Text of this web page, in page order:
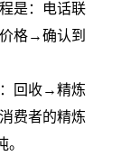
是：电话联
格→确认到
回收→精炼
费者的精炼